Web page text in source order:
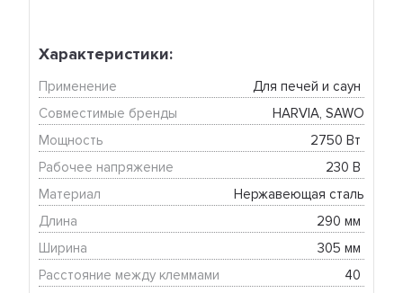
Характеристики:
Применение
Для печей и саун
Совместимые бренды
HARVIA, SAWO
Мощность
2750 Вт
Рабочее напряжение
230 В
Материал
Нержавеющая сталь
Длина
290 мм
Ширина
305 мм
Расстояние между клеммами
40